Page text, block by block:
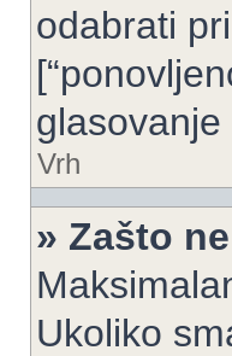
odabrati
Vrh
» Zašto
Ukoliko